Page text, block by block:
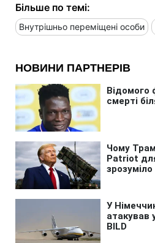
Більше по темі:
Внутрішньо переміщені особи